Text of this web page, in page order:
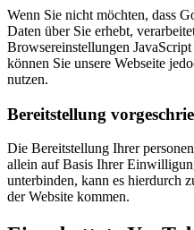
Wenn Sie nicht möchten, dass
Daten über Sie erhebt,
Browsereinstellungen
können Sie unsere Webseite
nutzen.
Bereitstellung
Die Bereitstellung Ihrer
allein auf Basis Ihrer
unterbinden, kann es hierdurch
der Website kommen.